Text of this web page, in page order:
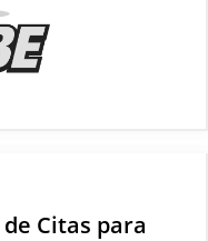
Citas para